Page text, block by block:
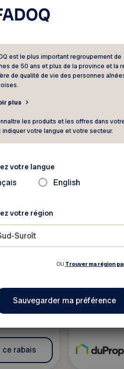
200 $
à
ce rabais
20 % de
de
10%
: produits
outils
ce rabais
DuProprio
Un
sans
étant
est le plus important regroupement de
de 50 ans et plus de la province et la
de qualité de vie des personnes
plus
les produits et les offres dans
indiquer votre langue et votre secteur.
votre langue
English
votre région
Suroît
OU Trouver ma région